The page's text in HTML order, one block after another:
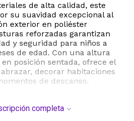
de alta calidad, este
su suavidad excepcional al
exterior en poliéster
reforzadas garantizan
y seguridad para niños a
de edad. Con una altura
posición sentada, ofrece el
decorar habitaciones
de descanso.
decorativo que
completa